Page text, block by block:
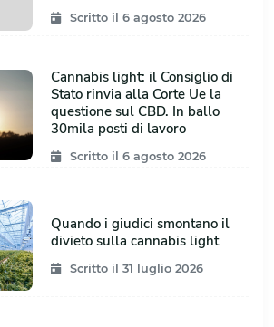
Scritto il 6 agosto 2026
Cannabis light: il Consiglio di
Stato rinvia alla Corte Ue la
questione sul CBD. In ballo
30mila posti di lavoro
Scritto il 6 agosto 2026
Quando i giudici smontano il
divieto sulla cannabis light
Scritto il 31 luglio 2026